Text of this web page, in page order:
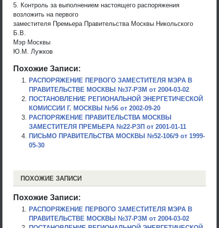
5. Контроль за выполнением настоящего распоряжения
возложить на первого
заместителя Премьера Правительства Москвы Никольского
Б.В.
Мэр Москвы
Ю.М. Лужков
Похожие Записи:
РАСПОРЯЖЕНИЕ ПЕРВОГО ЗАМЕСТИТЕЛЯ МЭРА В
ПРАВИТЕЛЬСТВЕ МОСКВЫ №37-РЗМ от 2004-03-02
ПОСТАНОВЛЕНИЕ РЕГИОНАЛЬНОЙ ЭНЕРГЕТИЧЕСКОЙ
КОМИССИИ Г. МОСКВЫ №56 от 2002-09-20
РАСПОРЯЖЕНИЕ ПРАВИТЕЛЬСТВА МОСКВЫ
ЗАМЕСТИТЕЛЯ ПРЕМЬЕРА №22-РЗП от 2001-01-11
ПИСЬМО ПРАВИТЕЛЬСТВА МОСКВЫ №52-106/9 от 1999-
05-30
ПОХОЖИЕ ЗАПИСИ
Похожие Записи:
РАСПОРЯЖЕНИЕ ПЕРВОГО ЗАМЕСТИТЕЛЯ МЭРА В
ПРАВИТЕЛЬСТВЕ МОСКВЫ №37-РЗМ от 2004-03-02